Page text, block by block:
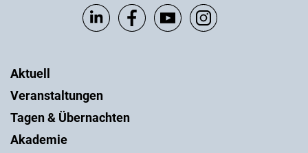
Aktuell
Veranstaltungen
Tagen & Übernachten
Akademie